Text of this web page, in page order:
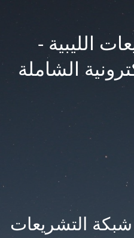
الليبية -
الشاملة
التشريعات